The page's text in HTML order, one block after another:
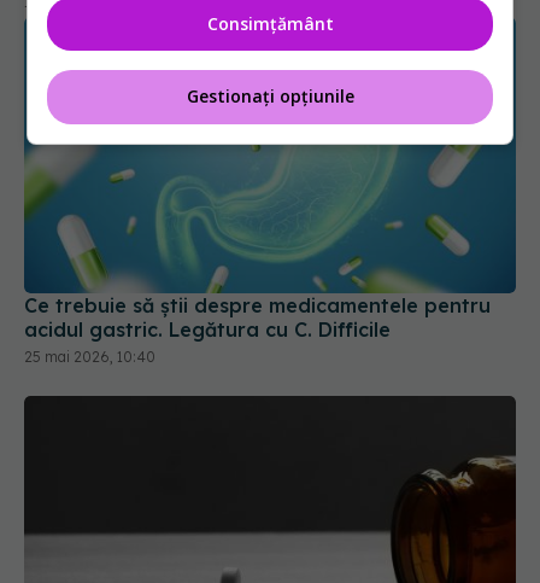
Ce trebuie să știi despre medicamentele pentru
acidul gastric. Legătura cu C. Difficile
25 mai 2026, 10:40
Consimțământ
Gestionați opțiunile